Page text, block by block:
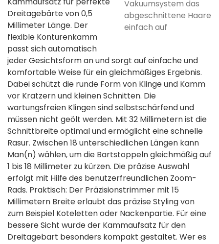
Vakuumsystem das
abgeschnittene Haare
einfach auf
Dreitagebärte von 0,5
Millimeter Länge. Der
flexible Konturenkamm
passt sich automatisch
jeder Gesichtsform an und sorgt auf einfache und
komfortable Weise für ein gleichmäßiges Ergebnis.
Dabei schützt die runde Form von Klinge und Kamm
vor Kratzern und kleinen Schnitten. Die
wartungsfreien Klingen sind selbstschärfend und
müssen nicht geölt werden. Mit 32 Millimetern ist die
Schnittbreite optimal und ermöglicht eine schnelle
Rasur. Zwischen 18 unterschiedlichen Längen kann
Man(n) wählen, um die Bartstoppeln gleichmäßig auf
1 bis 18 Millimeter zu kürzen. Die präzise Auswahl
erfolgt mit Hilfe des benutzerfreundlichen Zoom-
Rads. Praktisch: Der Präzisionstrimmer mit 15
Millimetern Breite erlaubt das präzise Styling von
zum Beispiel Koteletten oder Nackenpartie. Für eine
bessere Sicht wurde der Kammaufsatz für den
Dreitagebart besonders kompakt gestaltet. Wer es